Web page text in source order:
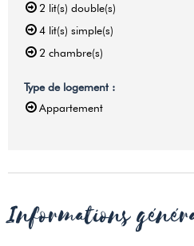
2 lit(s) double(s)
4 lit(s) simple(s)
2 chambre(s)
Type de logement :
Appartement
Informations